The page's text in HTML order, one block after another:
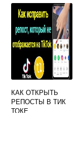
ОТПИСЫВАТЬСЯ
КАК ОТКРЫТЬ
РЕПОСТЫ В ТИК
ТОКЕ